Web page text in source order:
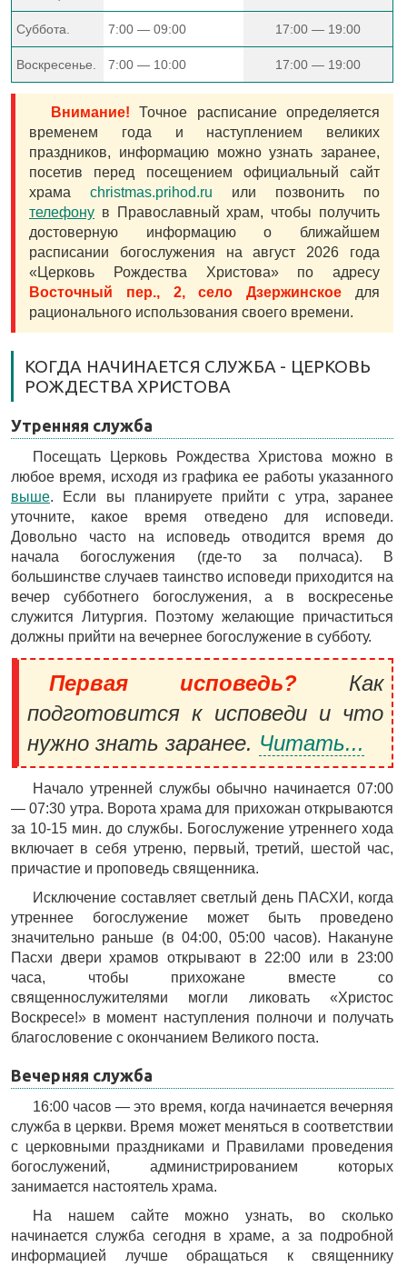
Суббота. 7:00 — 09:00 17:00 — 19:00
Воскресенье. 7:00 — 10:00 17:00 — 19:00
Внимание! Точное расписание определяется
временем года и наступлением великих
праздников, информацию можно узнать заранее,
посетив перед посещением официальный сайт
храма christmas.prihod.ru или позвонить по
телефону в Православный храм, чтобы получить
достоверную информацию о ближайшем
расписании богослужения на август 2026 года
«Церковь Рождества Христова» по адресу
Восточный пер., 2, село Дзержинское для
рационального использования своего времени.
КОГДА НАЧИНАЕТСЯ СЛУЖБА - ЦЕРКОВЬ
РОЖДЕСТВА ХРИСТОВА
Утренняя служба
Посещать Церковь Рождества Христова можно в
любое время, исходя из графика ее работы указанного
выше. Если вы планируете прийти с утра, заранее
уточните, какое время отведено для исповеди.
Довольно часто на исповедь отводится время до
начала богослужения (где-то за полчаса). В
большинстве случаев таинство исповеди приходится на
вечер субботнего богослужения, а в воскресенье
служится Литургия. Поэтому желающие причаститься
должны прийти на вечернее богослужение в субботу.
Первая исповедь? Как
подготовится к исповеди и что
нужно знать заранее. Читать...
Начало утренней службы обычно начинается 07:00
— 07:30 утра. Ворота храма для прихожан открываются
за 10-15 мин. до службы. Богослужение утреннего хода
включает в себя утреню, первый, третий, шестой час,
причастие и проповедь священника.
Исключение составляет светлый день ПАСХИ, когда
утреннее богослужение может быть проведено
значительно раньше (в 04:00, 05:00 часов). Накануне
Пасхи двери храмов открывают в 22:00 или в 23:00
часа, чтобы прихожане вместе со
священнослужителями могли ликовать «Христос
Воскресе!» в момент наступления полночи и получать
благословение с окончанием Великого поста.
Вечерняя служба
16:00 часов — это время, когда начинается вечерняя
служба в церкви. Время может меняться в соответствии
с церковными праздниками и Правилами проведения
богослужений, администрированием которых
занимается настоятель храма.
На нашем сайте можно узнать, во сколько
начинается служба сегодня в храме, а за подробной
информацией лучше обращаться к священнику